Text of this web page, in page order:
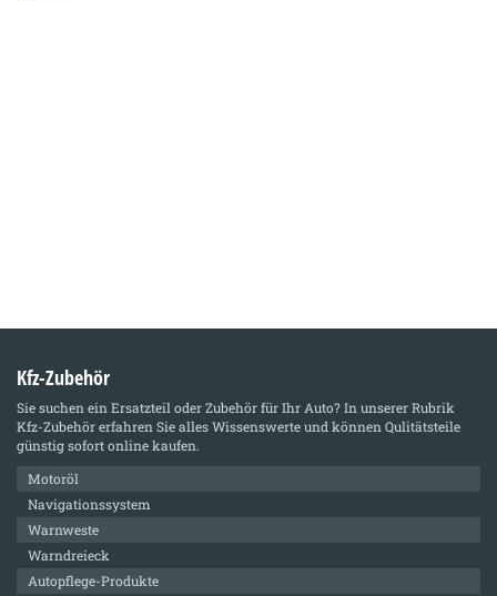
Kfz-Zubehör
Sie suchen ein Ersatzteil oder Zubehör für Ihr Auto? In unserer Rubrik
Kfz-Zubehörerfahren Sie alles Wissenswerte und können Qulitätsteile
günstig sofort online kaufen.
Motoröl
Navigationssystem
Warnweste
Warndreieck
Autopflege-Produkte